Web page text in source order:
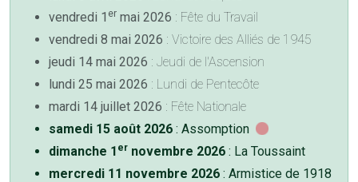
vendredi 1 er mai 2026 : Fête du Travail
vendredi 8 mai 2026 : Victoire des Alliés de 1945
jeudi 14 mai 2026 : Jeudi de l'Ascension
lundi 25 mai 2026 : Lundi de Pentecôte
mardi 14 juillet 2026 : Fête Nationale
samedi 15 août 2026 : Assomption
dimanche 1 er novembre 2026 : La Toussaint
mercredi 11 novembre 2026 : Armistice de 1918